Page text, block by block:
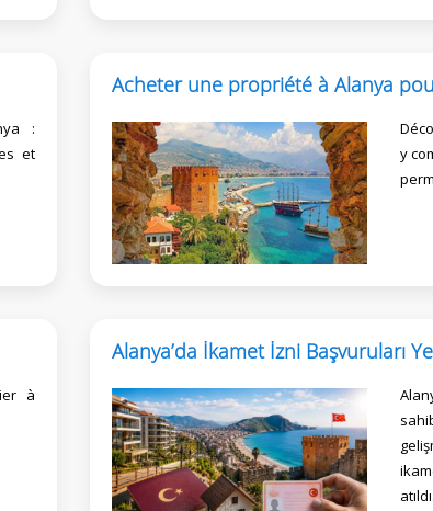
:
et
Acheter une propriété à Alanya
y
à
Alanya’da İkamet İzni Başvuruları